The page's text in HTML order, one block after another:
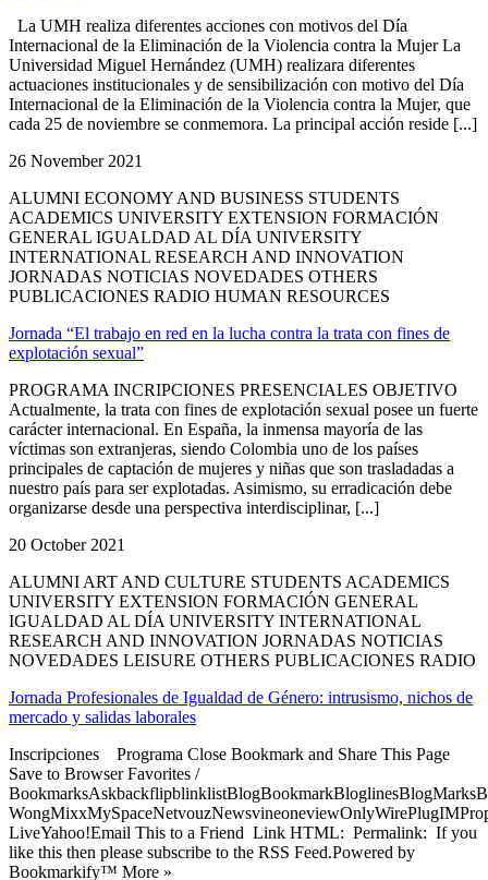
La UMH realiza diferentes acciones con motivos del Día
Internacional de la Eliminación de la Violencia contra la Mujer La
Universidad Miguel Hernández (UMH) realizara diferentes
actuaciones institucionales y de sensibilización con motivo del Día
Internacional de la Eliminación de la Violencia contra la Mujer, que
cada 25 de noviembre se conmemora. La principal acción reside [...]
26 November 2021
ALUMNI ECONOMY AND BUSINESS STUDENTS
ACADEMICS UNIVERSITY EXTENSION FORMACIÓN
GENERAL IGUALDAD AL DÍA UNIVERSITY
INTERNATIONAL RESEARCH AND INNOVATION
JORNADAS NOTICIAS NOVEDADES OTHERS
PUBLICACIONES RADIO HUMAN RESOURCES
Jornada “El trabajo en red en la lucha contra la trata con fines de
explotación sexual”
PROGRAMA INCRIPCIONES PRESENCIALES OBJETIVO
Actualmente, la trata con fines de explotación sexual posee un fuerte
carácter internacional. En España, la inmensa mayoría de las
víctimas son extranjeras, siendo Colombia uno de los países
principales de captación de mujeres y niñas que son trasladadas a
nuestro país para ser explotadas. Asimismo, su erradicación debe
organizarse desde una perspectiva interdisciplinar, [...]
20 October 2021
ALUMNI ART AND CULTURE STUDENTS ACADEMICS
UNIVERSITY EXTENSION FORMACIÓN GENERAL
IGUALDAD AL DÍA UNIVERSITY INTERNATIONAL
RESEARCH AND INNOVATION JORNADAS NOTICIAS
NOVEDADES LEISURE OTHERS PUBLICACIONES RADIO
Jornada Profesionales de Igualdad de Género: intrusismo, nichos de
mercado y salidas laborales
Inscripciones Programa Close Bookmark and Share This Page
Save to Browser Favorites /
LiveYahoo!Email This to a Friend Link HTML: Permalink: If you
like this then please subscribe to the RSS Feed.Powered by
Bookmarkify™ More »